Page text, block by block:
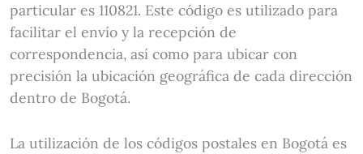
particular es 110821. Este código es utilizado para
facilitar el envío y la recepción de
correspondencia, así como para ubicar con
precisión la ubicación geográfica de cada dirección
dentro de Bogotá.
La utilización de los códigos postales en Bogotá es